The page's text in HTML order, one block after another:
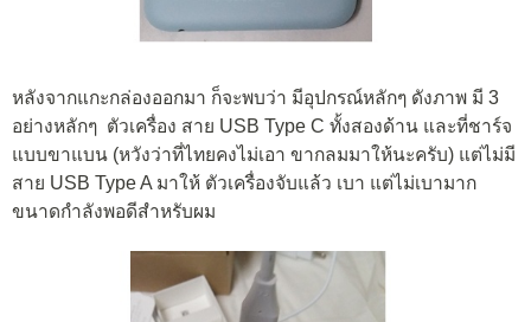
หลังจากแกะกล่องออกมา ก็จะพบว่า มีอุปกรณ์หลักๆ ดังภาพ มี 3
อย่างหลักๆ ตัวเครื่อง สาย USB Type C ทั้งสองด้าน และที่ชาร์จ
แบบขาแบน (หวังว่าที่ไทยคงไม่เอา ขากลมมาให้นะครับ) แต่ไม่มี
สาย USB Type A มาให้ ตัวเครื่องจับแล้ว เบา แต่ไม่เบามาก
ขนาดกำลังพอดีสำหรับผม